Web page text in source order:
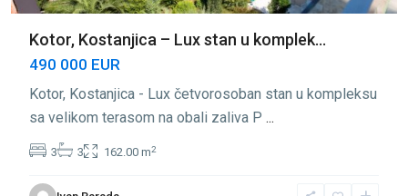
Kotor, Kostanjica – Lux stan u komplek...
490 000 EUR
Kotor, Kostanjica - Lux četvorosoban stan u kompleksu
sa velikom terasom na obali zaliva P ...
3 3 162.00 m2